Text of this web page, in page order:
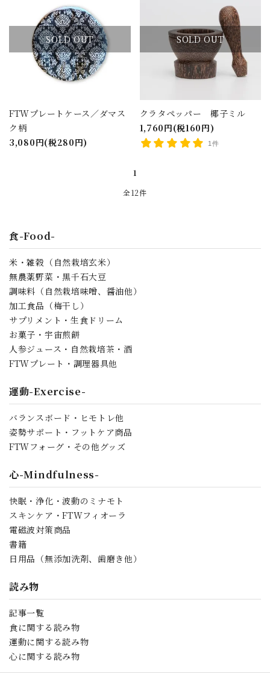
SOLD OUT
FTWプレートケース／ダマス
ク柄
3,080円(税280円)
SOLD OUT
クラタペッパー 椰子ミル
1,760円(税160円)
1件
1
全12件
食-Food-
米・雑穀（自然栽培玄米）
無農薬野菜・黒千石大豆
調味料（自然栽培味噌、醤油他）
加工食品（梅干し）
サプリメント・生食ドリーム
お菓子・宇宙煎餅
人参ジュース・自然栽培茶・酒
FTWプレート・調理器具他
運動-Exercise-
バランスボード・ヒモトレ他
姿勢サポート・フットケア商品
FTWフォーグ・その他グッズ
心-Mindfulness-
快眠・浄化・波動のミナモト
スキンケア・FTWフィオーラ
電磁波対策商品
書籍
日用品（無添加洗剤、歯磨き他）
読み物
記事一覧
食に関する読み物
運動に関する読み物
心に関する読み物